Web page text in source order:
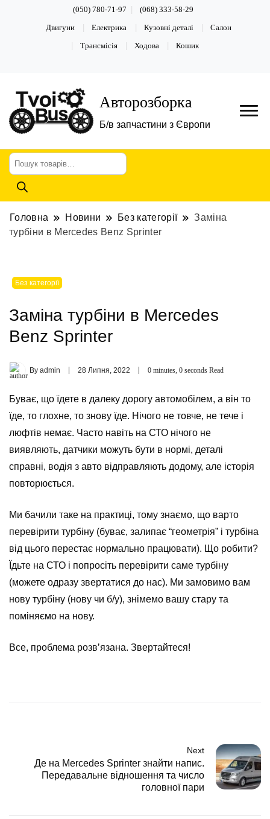
(050) 780-71-97 (068) 333-58-29
Двигуни Електрика Кузовні деталі Салон
Трансмісія Ходова Кошик
Авторозборка
Б/в запчастини з Європи
Пошук
товарів
Головна Новини Без категорії
Заміна
турбіни в Mercedes Benz Sprinter
Без категорії
Заміна турбіни в Mercedes
Benz Sprinter
By admin 28 Липня, 2022 0 minutes, 0 seconds Read
Буває, що їдете в далеку дорогу автомобілем, а він то
їде, то глохне, то знову їде. Нічого не товче, не тече і
люфтів немає. Часто навіть на СТО нічого не
виявляють, датчики можуть бути в нормі, деталі
справні, водія з авто відправляють додому, але історія
повторюється.
Ми бачили таке на практиці, тому знаємо, що варто
перевірити турбіну (буває, залипає “геометрія” і турбіна
від цього перестає нормально працювати). Що робити?
Їдьте на СТО і попросіть перевірити саме турбіну
(можете одразу звертатися до нас). Ми замовимо вам
нову турбіну (нову чи б/у), знімемо вашу стару та
поміняємо на нову.
Все, проблема розвʼязана. Звертайтеся!
Next
Де на Mercedes Sprinter знайти напис.
Передавальне відношення та число
головної пари